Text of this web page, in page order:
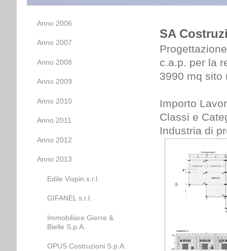
SA
c.a.p. per la
3990 mq sito
Importo
Classi e
Industria di
Anno 2006
Anno 2007
Anno 2008
Anno 2009
Anno 2010
Anno 2011
Anno 2012
Anno 2013
Edile Vispin s.r.l.
GIFANEL s.r.l.
Immobiliare Gierre &
Bielle S.p.A.
OPUS Costruzioni S.p.A.